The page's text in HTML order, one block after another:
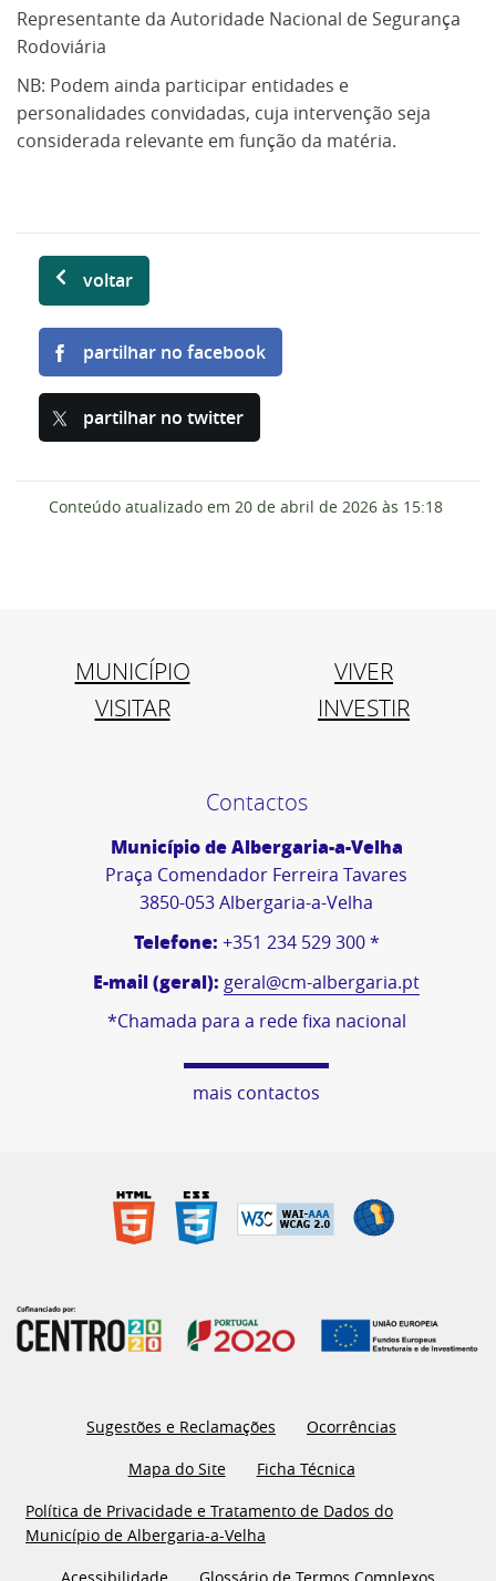
Representante da Autoridade Nacional de Segurança
Rodoviária
NB: Podem ainda participar entidades e
personalidades convidadas, cuja intervenção seja
considerada relevante em função da matéria.
voltar
partilhar no facebook
partilhar no twitter
Conteúdo atualizado em 20 de abril de 2026 às 15:18
MUNICÍPIO
VIVER
VISITAR
INVESTIR
Contactos
Município de Albergaria-a-Velha
Praça Comendador Ferreira Tavares
3850-053 Albergaria-a-Velha
Telefone: +351 234 529 300 *
E-mail (geral): geral@cm-albergaria.pt
*Chamada para a rede fixa nacional
mais contactos
Sugestões e Reclamações
Ocorrências
Mapa do Site
Ficha Técnica
Política de Privacidade e Tratamento de Dados do
Município de Albergaria-a-Velha